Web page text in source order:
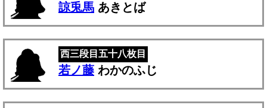
諒兎馬 あきとば
西三段目五十八枚目
若ノ藤 わかのふじ